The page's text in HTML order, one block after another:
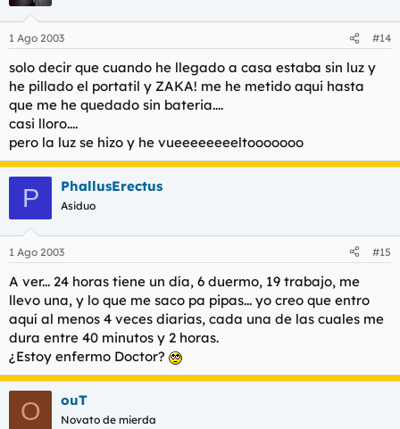
1 Ago 2003 #14
solo decir que cuando he llegado a casa estaba sin luz y
he pillado el portatil y ZAKA! me he metido aqui hasta
que me he quedado sin bateria....
casi lloro....
pero la luz se hizo y he vueeeeeeeeltooooooo
P PhallusErectus
Asiduo
1 Ago 2003 #15
A ver... 24 horas tiene un día, 6 duermo, 19 trabajo, me
llevo una, y lo que me saco pa pipas... yo creo que entro
aquí al menos 4 veces diarias, cada una de las cuales me
dura entre 40 minutos y 2 horas.
¿Estoy enfermo Doctor?
O ouT
Novato de mierda